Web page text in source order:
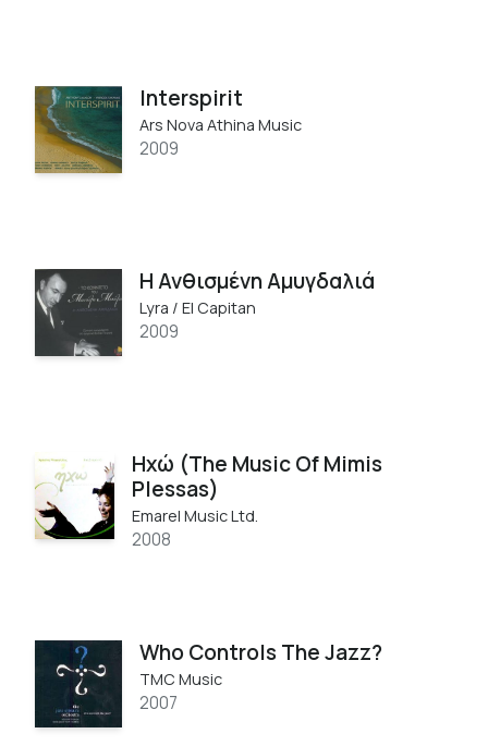
Interspirit
Ars Nova Athina Music
2009
Η Ανθισμένη Αμυγδαλιά
Lyra / El Capitan
2009
Ηχώ (The Music Of Mimis
Plessas)
Emarel Music Ltd.
2008
Who Controls The Jazz?
TMC Music
2007